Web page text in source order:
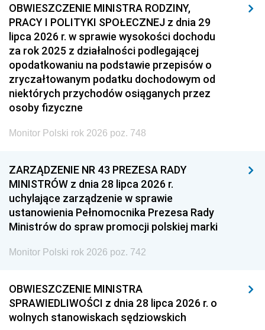
OBWIESZCZENIE MINISTRA RODZINY,
PRACY I POLITYKI SPOŁECZNEJ z dnia 29
lipca 2026 r. w sprawie wysokości dochodu
za rok 2025 z działalności podlegającej
opodatkowaniu na podstawie przepisów o
zryczałtowanym podatku dochodowym od
niektórych przychodów osiąganych przez
osoby fizyczne
Monitor Polski rok 2026 poz. 748
ZARZĄDZENIE NR 43 PREZESA RADY
MINISTRÓW z dnia 28 lipca 2026 r.
uchylające zarządzenie w sprawie
ustanowienia Pełnomocnika Prezesa Rady
Ministrów do spraw promocji polskiej marki
Monitor Polski rok 2026 poz. 742
OBWIESZCZENIE MINISTRA
SPRAWIEDLIWOŚCI z dnia 28 lipca 2026 r. o
wolnych stanowiskach sędziowskich